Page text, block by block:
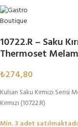
10722.R – Saku
Thermoset
₺274,80
Kulsan Saku Kırmızı
Kırmızı (10722.R)
Min. 3 adet